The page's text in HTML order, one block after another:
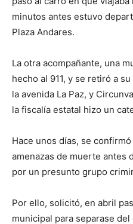
minutos antes estuvo
Plaza Andares.
La otra acompañante, una
hecho al 911, y se retiró a
la avenida La Paz, y
la fiscalía estatal hizo un
Hace unos días, se
amenazas de muerte antes
por un presunto grupo
Por ello, solicitó, en abril
municipal para separase